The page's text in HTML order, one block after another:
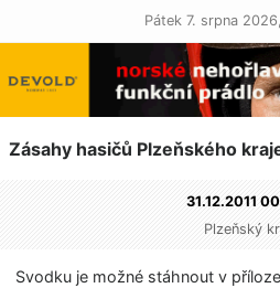
Pátek 7. srpna 2026,
Zásahy hasičů Plzeňského
31.12.2011
Plzeňský
Svodku je možné stáhnout v